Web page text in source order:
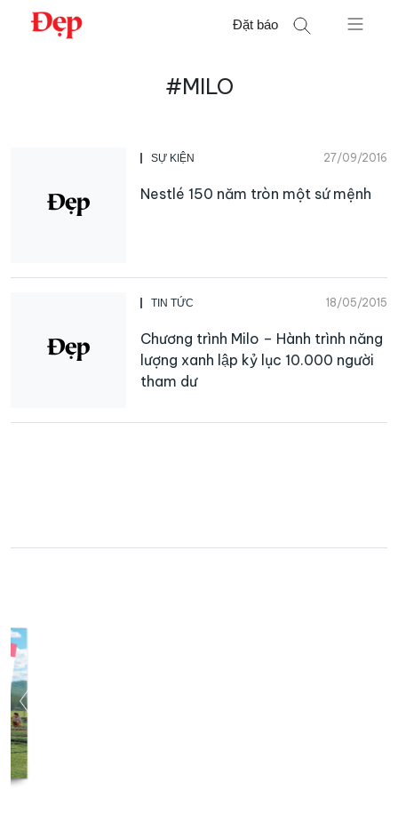
Chuyển
Đặt báo
#MILO
SỰ KIỆN 27/09/2016
Nestlé 150 năm tròn một sứ mệnh
TIN TỨC 18/05/2015
Chương trình Milo – Hành trình năng
lượng xanh lập kỷ lục 10.000 người
tham dư